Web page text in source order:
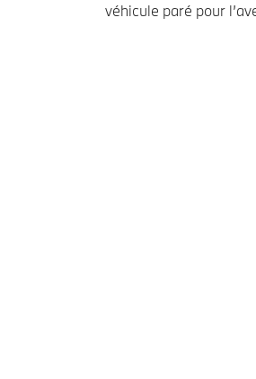
véhicule paré pour